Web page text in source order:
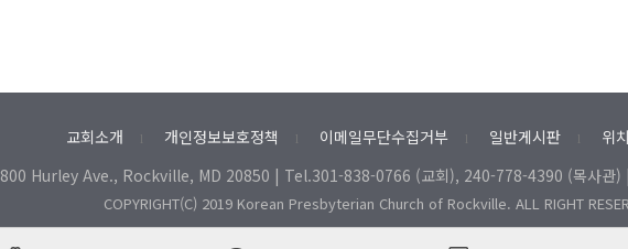
교회소개 l 개인정보보호정책 l 이메일무단수집거부 l 일반게시판 l
위
800 Hurley Ave., Rockville, MD 20850 | Tel.301-838-0766 (교회), 240-778-4390 (목사관)
COPYRIGHT(C) 2019 Korean Presbyterian Church of Rockville. ALL RIGHT